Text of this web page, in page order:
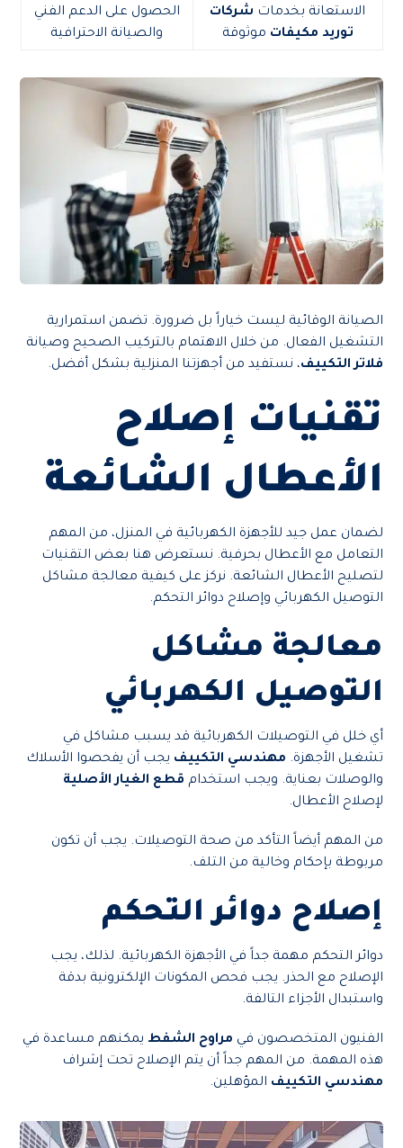
الاستعانة بخدمات شركات
توريد مكيفات موثوقة
الحصول على الدعم الفني
والصيانة الاحترافية
الصيانة الوقائية ليست خياراً بل ضرورة. تضمن استمرارية
التشغيل الفعال. من خلال الاهتمام بالتركيب الصحيح وصيانة
فلاتر التكييف، نستفيد من أجهزتنا المنزلية بشكل أفضل.
تقنيات إصلاح
الأعطال الشائعة
لضمان عمل جيد للأجهزة الكهربائية في المنزل، من المهم
التعامل مع الأعطال بحرفية. نستعرض هنا بعض التقنيات
لتصليح الأعطال الشائعة. نركز على كيفية معالجة مشاكل
التوصيل الكهربائي وإصلاح دوائر التحكم.
معالجة مشاكل
التوصيل الكهربائي
أي خلل في التوصيلات الكهربائية قد يسبب مشاكل في
تشغيل الأجهزة. مهندسي التكييف يجب أن يفحصوا الأسلاك
والوصلات بعناية. ويجب استخدام قطع الغيار الأصلية
لإصلاح الأعطال.
من المهم أيضاً التأكد من صحة التوصيلات. يجب أن تكون
مربوطة بإحكام وخالية من التلف.
إصلاح دوائر التحكم
دوائر التحكم مهمة جداً في الأجهزة الكهربائية. لذلك، يجب
الإصلاح مع الحذر. يجب فحص المكونات الإلكترونية بدقة
واستبدال الأجزاء التالفة.
الفنيون المتخصصون في مراوح الشفط يمكنهم مساعدة في
هذه المهمة. من المهم جداً أن يتم الإصلاح تحت إشراف
مهندسي التكييف المؤهلين.